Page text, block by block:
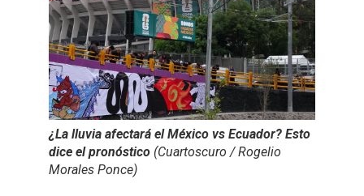
¿La lluvia afectará el México vs Ecuador? Esto
dice el pronóstico (Cuartoscuro / Rogelio
Morales Ponce)